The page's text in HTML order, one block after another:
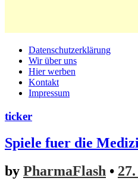
Main
menu
Skip
content
Datenschutzerklärung
Wir über uns
Hier werben
Kontakt
Impressum
ticker
Spiele fuer die
by PharmaFlash •